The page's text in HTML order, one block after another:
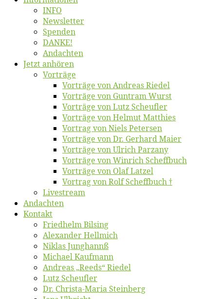
INFO
News­let­ter
Spen­den
DANKE!
An­dach­ten
Jetzt an­hö­ren
Vor­trä­ge
Vor­trä­ge von An­dre­as Riedel
Vor­trä­ge von Gun­tram Wurst
Vor­trä­ge von Lutz Scheufler
Vor­trä­ge von Hel­mut Matthies
Vor­trag von Niels Petersen
Vor­trä­ge von Dr. Ger­hard Maier
Vor­trä­ge von Ul­rich Parzany
Vor­trä­ge von Win­rich Scheffbuch
Vor­trä­ge von Olaf Latzel
Vor­trag von Rolf Scheffbuch †
Live­stream
An­dach­ten
Kon­takt
Fried­helm Bilsing
Alex­an­der Hellmich
Ni­klas Junghannß
Mi­cha­el Kaufmann
An­dre­as „Reeds“ Riedel
Lutz Scheuf­ler
Dr. Chris­­ta-Ma­ria Steinberg